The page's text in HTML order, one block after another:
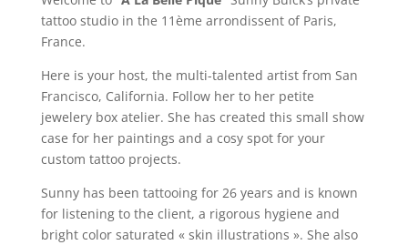
tattoo studio in the 11ème arrondissent of Paris,
France.
Here is your host, the multi-talented artist from San
Francisco, California. Follow her to her petite
jewelery box atelier. She has created this small show
case for her paintings and a cosy spot for your
custom tattoo projects.
Sunny has been tattooing for 26 years and is known
for listening to the client, a rigorous hygiene and
bright color saturated « skin illustrations ». She also